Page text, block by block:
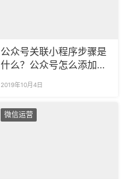
公众号关联小程序步骤是
什么？公众号怎么添加小
2019年10月4日
微信运营